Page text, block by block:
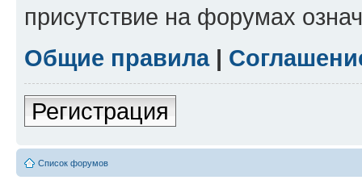
присутствие на форумах
Общие правила|
Регистрация
Список форумов